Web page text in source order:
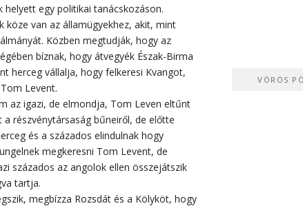
helyett egy politikai tanácskozáson.
köze van az államügyekhez, akit, mint
Közben megtudják, hogy az
bíznak, hogy átvegyék Észak-Birma
herceg vállalja, hogy felkeresi Kvangot,
Levent.
az igazi, de elmondja, Tom Leven eltűnt
részvénytársaság bűneiről, de előtte
és a százados elindulnak hogy
megkeresni Tom Levent, de
százados az angolok ellen összejátszik
tartja.
megbízza Rozsdát és a Kölyköt, hogy
VÖRÖS